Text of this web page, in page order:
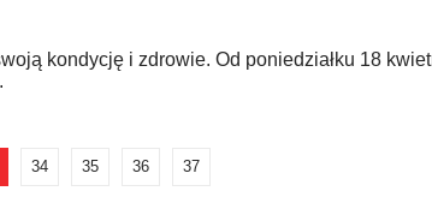
kondycję i zdrowie. Od poniedziałku 18
34 35 36 37